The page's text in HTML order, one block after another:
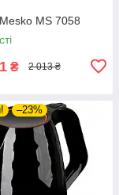
MS 7058
₴ 2 013 ₴
–23%